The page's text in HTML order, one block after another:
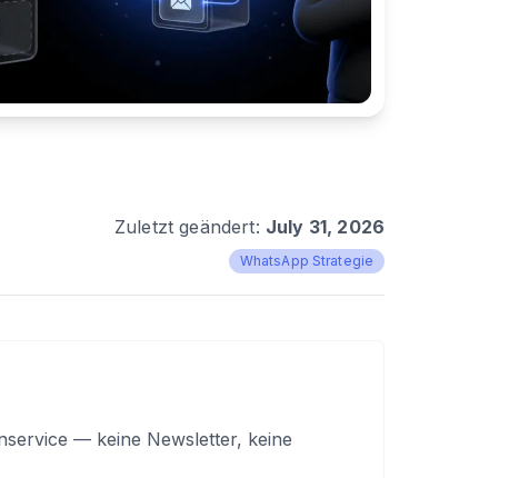
Zuletzt geändert: July 31, 2026
WhatsApp Strategie
— keine Newsletter, keine